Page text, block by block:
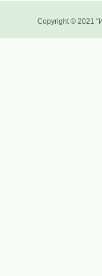
Copyright © 2021